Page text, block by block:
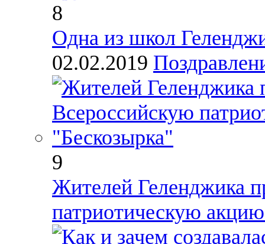
8
Одна из школ
02.02.2019
9
Жителей Геленджика
патриотическую